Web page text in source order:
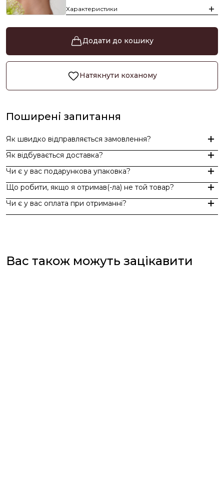
Характеристики
Додати до кошику
Натякнути коханому
Поширені запитання
Як швидко відправляється замовлення?
Замовлення, оформлені до 15:00, відправляються в той же
Індивідуальні замовлення (гравіювання, вироби з перлин
Як відбувається доставка?
Доставка по Україні - Безкоштовно від 3000 грн.
За додаткову по Європі та світу , служба доставки "Укр
Чи є у вас подарункова упаковка?
Так, ми надаємо стильну фірмову упаковку до кожного
Що робити, якщо я отримав(-ла) не той товар?
Чи є у вас оплата при отриманні?
Вас також можуть зацікавити